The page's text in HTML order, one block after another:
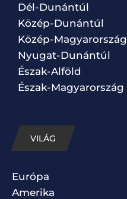
Dél-Dunántúl
Közép-Dunántúl
Közép-Magyarország
Nyugat-Dunántúl
Észak-Alföld
Észak-Magyarország
VILÁG
Európa
Amerika